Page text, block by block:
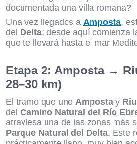
documentada una villa romana?
Una vez llegados a Amposta,
del Delta; desde aquí comienza
que te llevará hasta el mar
Etapa 2: Amposta →
28–30 km)
El tramo que une Amposta y
del Camino Natural del Río
atraviesa una de las zonas más
Parque Natural del Delta. Este